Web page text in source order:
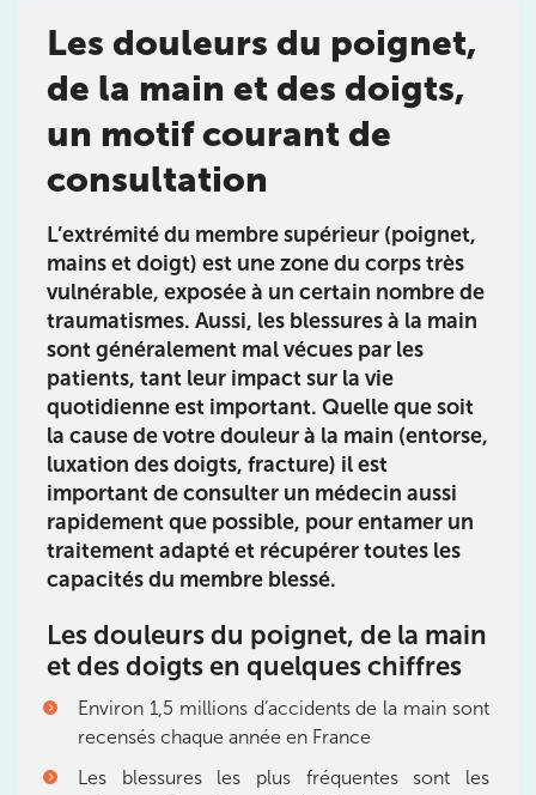
Les douleurs du poignet,
de la main et des doigts,
un motif courant de
consultation
L’extrémité du membre supérieur (poignet,
mains et doigt) est une zone du corps très
vulnérable, exposée à un certain nombre de
traumatismes. Aussi, les blessures à la main
sont généralement mal vécues par les
patients, tant leur impact sur la vie
quotidienne est important. Quelle que soit
la cause de votre douleur à la main (entorse,
luxation des doigts, fracture) il est
important de consulter un médecin aussi
rapidement que possible, pour entamer un
traitement adapté et récupérer toutes les
capacités du membre blessé.
Les douleurs du poignet, de la main
et des doigts en quelques chiffres
Environ 1,5 millions d’accidents de la main sont
recensés chaque année en France
Les blessures les plus fréquentes sont les
avec les équipes
de Jérôme Auger
expertise de Jérôme Auger
prenant rendez-vous avecses équipesdans votre
de chez vous ou chezKOSS
IK PARIS 16 – TROCADÉRO
8 Av. de Camoens 75116 Paris
8 Av. de Camoens 75116 Paris
01 42 15 22 46
Prenez RDV sur
Prenez RDV sur
75015 Paris
75015 Paris
01 43 31 00 33
Prenez RDV sur
Prenez RDV sur